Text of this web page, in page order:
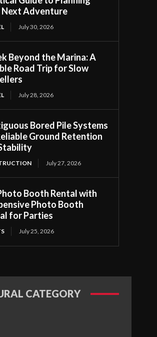
Next Adventure
July 30, 2026
Beyond the Marina: A
Road Trip for Slow
July 28, 2026
Bored Pile Systems
Ground Retention
July 27, 2026
Booth Rental with
Photo Booth
for Parties
July 25, 2026
CATEGORY